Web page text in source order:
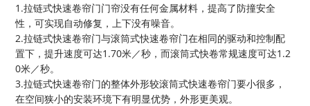
1.拉链式快速卷帘门门帘没有任何金属材料，提高了防撞安全
性，可实现自动修复，上下没有噪音。
2.拉链式快速卷帘门与滚筒式快速卷帘门在相同的驱动和控制配
置下，提升速度可达1.70米／秒，而滚筒式快卷常规速度可达1.2
0米／秒。
3.拉链式快速卷帘门的整体外形较滚筒式快速卷帘门要小很多，
在空间狭小的安装环境下有明显优势，外形更美观。